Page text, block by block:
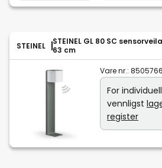
STEINEL
STEINEL GL 80 SC
63 cm
Vare nr.: 8505766
For
vennligst
register